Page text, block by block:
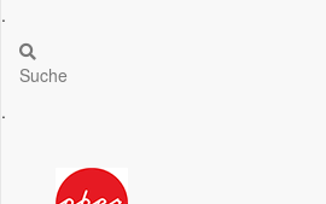
.
Suche
.